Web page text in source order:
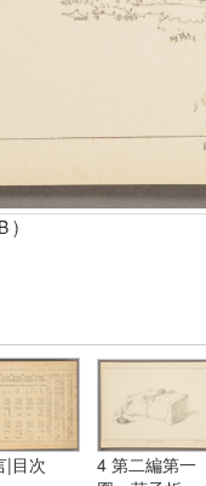
)
|目次
4 第二編第一